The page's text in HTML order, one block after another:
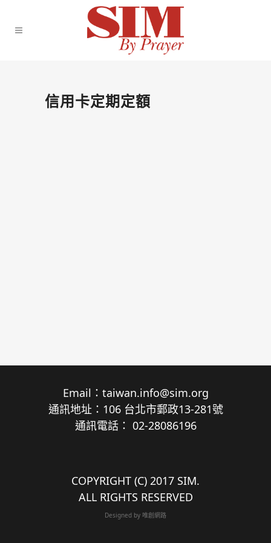
信用卡定期定額
Email： taiwan.info@sim.org
通訊地址：106 台北市郵政13-281號
通訊電話： 02-28086196
COPYRIGHT (C) 2017 SIM.
ALL RIGHTS RESERVED
Designed by 唯創網路